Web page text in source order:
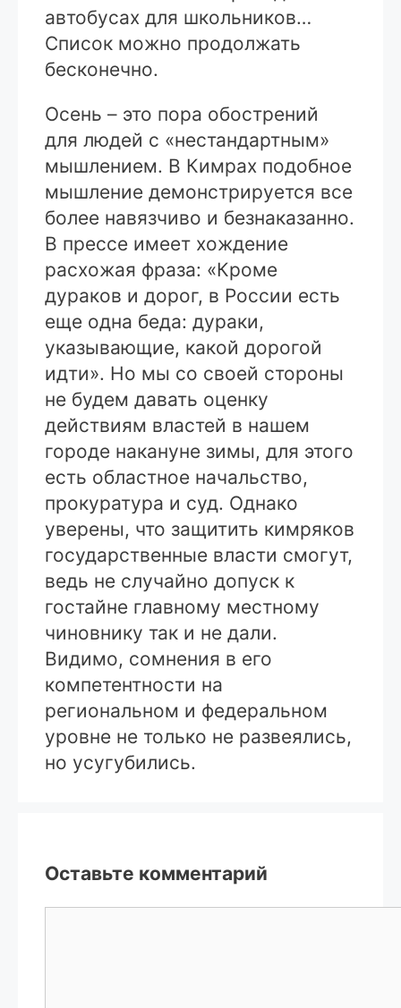
автобусах для школьников…
Список можно продолжать
бесконечно.
Осень – это пора обострений
для людей с «нестандартным»
мышлением. В Кимрах подобное
мышление демонстрируется все
более навязчиво и безнаказанно.
В прессе имеет хождение
расхожая фраза: «Кроме
дураков и дорог, в России есть
еще одна беда: дураки,
указывающие, какой дорогой
идти». Но мы со своей стороны
не будем давать оценку
действиям властей в нашем
городе накануне зимы, для этого
есть областное начальство,
прокуратура и суд. Однако
уверены, что защитить кимряков
государственные власти смогут,
ведь не случайно допуск к
гостайне главному местному
чиновнику так и не дали.
Видимо, сомнения в его
компетентности на
региональном и федеральном
уровне не только не развеялись,
но усугубились.
Оставьте комментарий